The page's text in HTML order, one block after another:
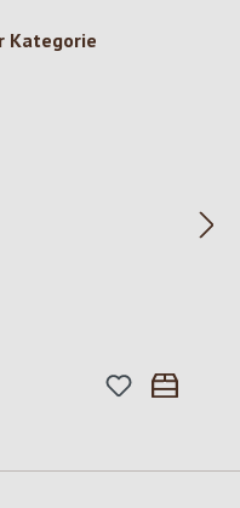
Kategorie